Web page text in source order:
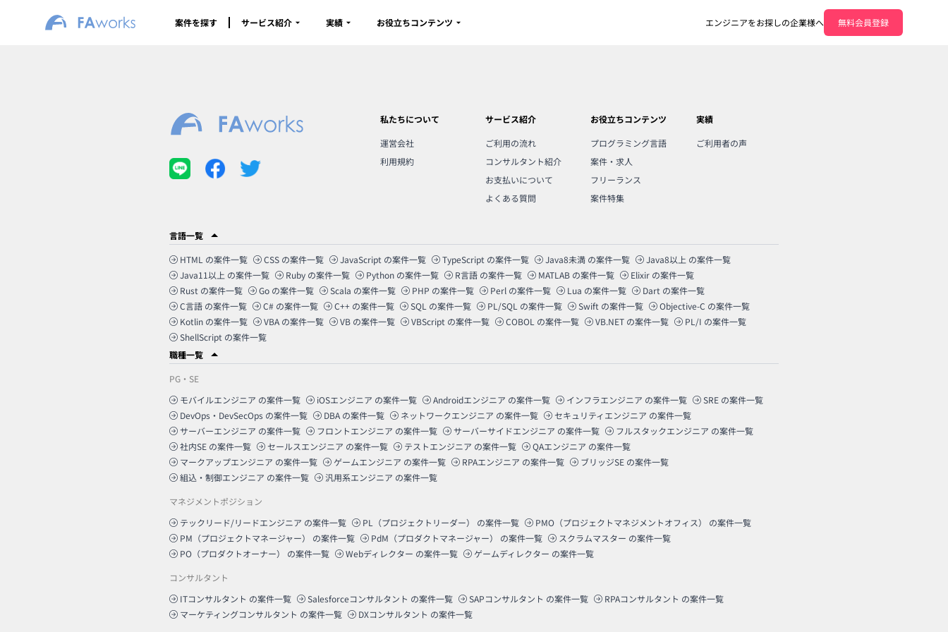
案件を探す サービス紹介 実績 お役立ちコンテンツ エンジニアをお探しの企業様へ 無料会員登録
私たちについて
運営会社
利用規約
サービス紹介
ご利用の流れ
コンサルタント紹介
お支払いについて
よくある質問
お役立ちコンテンツ
プログラミング言語
案件・求人
フリーランス
案件特集
実績
ご利用者の声
言語一覧
HTML の案件一覧 CSS の案件一覧 JavaScript の案件一覧 TypeScript の案件一覧 Java8未満 の案件一覧 Java8以上 の案件一覧
Java11以上 の案件一覧 Ruby の案件一覧 Python の案件一覧 R言語 の案件一覧 MATLAB の案件一覧 Elixir の案件一覧
Rust の案件一覧 Go の案件一覧 Scala の案件一覧 PHP の案件一覧 Perl の案件一覧 Lua の案件一覧 Dart の案件一覧
C言語 の案件一覧 C# の案件一覧 C++ の案件一覧 SQL の案件一覧 PL/SQL の案件一覧 Swift の案件一覧 Objective-C の案件一覧
Kotlin の案件一覧 VBA の案件一覧 VB の案件一覧 VBScript の案件一覧 COBOL の案件一覧 VB.NET の案件一覧 PL/I の案件一覧
ShellScript の案件一覧
職種一覧
PG・SE
モバイルエンジニア の案件一覧 iOSエンジニア の案件一覧 Androidエンジニア の案件一覧 インフラエンジニア の案件一覧 SRE の案件一覧
DevOps・DevSecOps の案件一覧 DBA の案件一覧 ネットワークエンジニア の案件一覧 セキュリティエンジニア の案件一覧
サーバーエンジニア の案件一覧 フロントエンジニア の案件一覧 サーバーサイドエンジニア の案件一覧 フルスタックエンジニア の案件一覧
社内SE の案件一覧 セールスエンジニア の案件一覧 テストエンジニア の案件一覧 QAエンジニア の案件一覧
マークアップエンジニア の案件一覧 ゲームエンジニア の案件一覧 RPAエンジニア の案件一覧 ブリッジSE の案件一覧
組込・制御エンジニア の案件一覧 汎用系エンジニア の案件一覧
マネジメントポジション
テックリード/リードエンジニア の案件一覧 PL（プロジェクトリーダー） の案件一覧 PMO（プロジェクトマネジメントオフィス）
の案件一覧
PM（プロジェクトマネージャー）
の案件一覧 PdM（プロダクトマネージャー） の案件一覧 スクラムマスター の案件一覧
PO（プロダクトオーナー）
の案件一覧 Webディレクター の案件一覧 ゲームディレクター の案件一覧
コンサルタント
ITコンサルタント の案件一覧 Salesforceコンサルタント の案件一覧 SAPコンサルタント の案件一覧 RPAコンサルタント の案件一覧
マーケティングコンサルタント の案件一覧 DXコンサルタント の案件一覧